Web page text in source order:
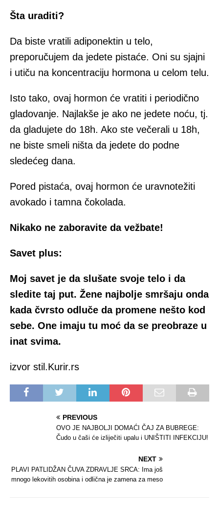
Šta uraditi?
Da biste vratili adiponektin u telo,
preporučujem da jedete pistaće. Oni su sjajni
i utiču na koncentraciju hormona u celom telu.
Isto tako, ovaj hormon će vratiti i periodično
gladovanje. Najlakše je ako ne jedete noću, tj.
da gladujete do 18h. Ako ste večerali u 18h,
ne biste smeli ništa da jedete do podne
sledećeg dana.
Pored pistaća, ovaj hormon će uravnotežiti
avokado i tamna čokolada.
Nikako ne zaboravite da vežbate!
Savet plus:
Moj savet je da slušate svoje telo i da
sledite taj put. Žene najbolje smršaju onda
kada čvrsto odluče da promene nešto kod
sebe. One imaju tu moć da se preobraze u
inat svima.
izvor stil.Kurir.rs
PREVIOUS
OVO JE NAJBOLJI DOMAĆI ČAJ ZA BUBREGE:
Čudo u čaši će izliječiti upalu i UNIŠTITI INFEKCIJU!
NEXT
PLAVI PATLIDŽAN ČUVA ZDRAVLJE SRCA: Ima još
mnogo lekovitih osobina i odlična je zamena za meso